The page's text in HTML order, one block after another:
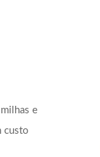
e
custo